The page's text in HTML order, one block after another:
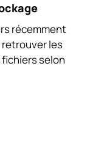
récemment
retrouver les
selon